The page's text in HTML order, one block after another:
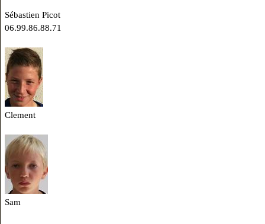
Sébastien Picot
06.99.86.88.71
Clement
Sam